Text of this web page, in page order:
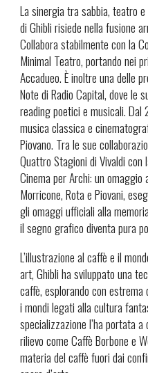
La sinergia tra sabbia, teatro
di Ghibli risiede nella fusione
Collabora stabilmente con la
Minimal Teatro, portando nei
Accadueo. È inoltre una delle
Note di Radio Capital, dove le
reading poetici e musicali.
musica classica e
Piovano. Tra le sue
Quattro Stagioni di Vivaldi
Cinema per Archi: un omaggio
Morricone, Rota e Piovani,
gli omaggi ufficiali alla
il segno grafico diventa pura
L’illustrazione al caffè e il
art, Ghibli ha sviluppato una
caffè, esplorando con
i mondi legati alla cultura
specializzazione l’ha portata
rilievo come Caffè Borbone e
materia del caffè fuori dai